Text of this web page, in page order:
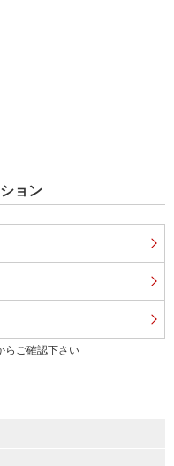
ョン
らご確認下さい